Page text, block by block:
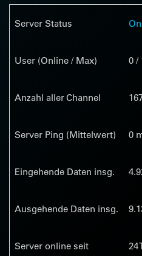
Server Status
User (Online / Max) 0 /
Anzahl aller Channel
Server Ping (Mittelwert) 0
Eingehende Daten insg.
Ausgehende Daten insg.
Server online seit 24